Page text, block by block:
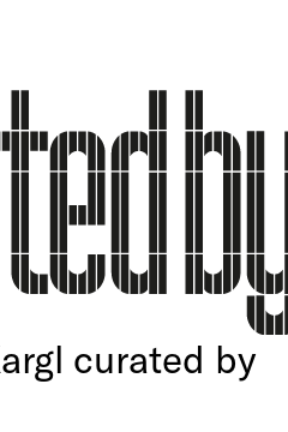
curated by